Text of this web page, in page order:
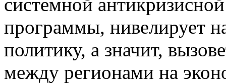
системной
программы, нивелирует
политику, а значит,
между регионами на